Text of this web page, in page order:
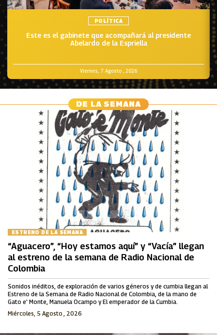
POLÍTICA
Viernes, 7 Agosto , 2026
Este es el gabinete que acompañará al presidente
Abelardo de la Espriella
DE LA SEMANA
ESTRENO DE LA SEMANA
“Aguacero”, “Hoy estamos aquí” y “Vacía” llegan
al estreno de la semana de Radio Nacional de
Colombia
Sonidos inéditos, de exploración de varios géneros y de cumbia llegan al
Estreno de la Semana de Radio Nacional de Colombia, de la mano de
Gato e' Monte, Manuela Ocampo y El emperador de la Cumbia.
Miércoles, 5 Agosto , 2026